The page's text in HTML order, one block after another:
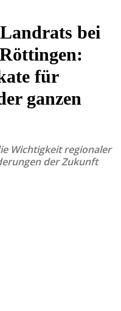
bei
für
ganzen
Wichtigkeit regionaler
der Zukunft